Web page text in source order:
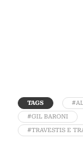
TAGS
#GIL BARONI
#TRAVESTIS E